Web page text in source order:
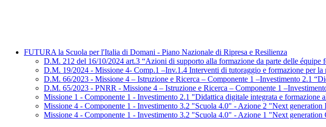
FUTURA la Scuola per l'Italia di Domani - Piano Nazionale di Ripresa e Resilienza
D.M. 212 del 16/10/2024 art.3 “Azioni di supporto alla formazione da parte delle
D.M. 19/2024 - Missione 4- Comp.1 –Inv.1.4 Interventi di tutoraggio e formazione per
D.M. 66/2023 - Missione 4 – Istruzione e Ricerca – Componente 1 –Investimento 2.1
D.M. 65/2023 - PNRR - Missione 4 – Istruzione e Ricerca – Componente 1
Missione 1 - Componente 1 - Investimento 2.1 "Didattica digitale integrata e
Missione 4 - Componente 1 - Investimento 3.2 "Scuola 4.0" - Azione 2 "Next
Missione 4 - Componente 1 - Investimento 3.2 "Scuola 4.0" - Azione 1 "Next